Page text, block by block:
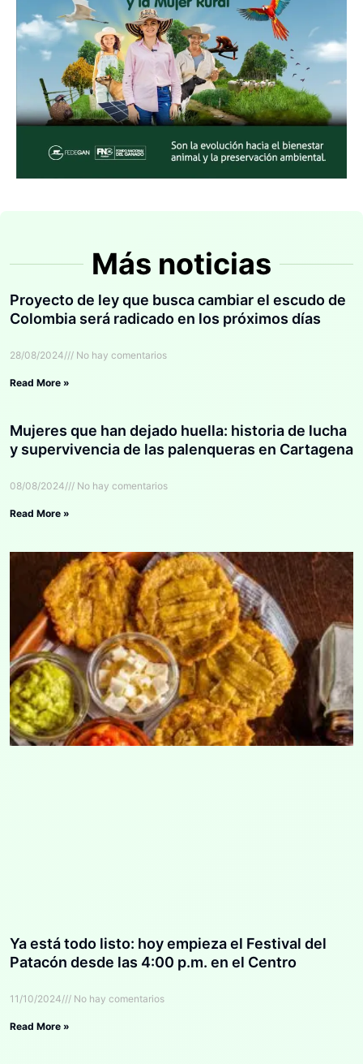
Más noticias
Proyecto de ley que busca cambiar el escudo de
Colombia será radicado en los próximos días
28/08/2024 No hay comentarios
Read More »
Mujeres que han dejado huella: historia de lucha
y supervivencia de las palenqueras en Cartagena
08/08/2024 No hay comentarios
Read More »
Ya está todo listo: hoy empieza el Festival del
Patacón desde las 4:00 p.m. en el Centro
11/10/2024 No hay comentarios
Read More »